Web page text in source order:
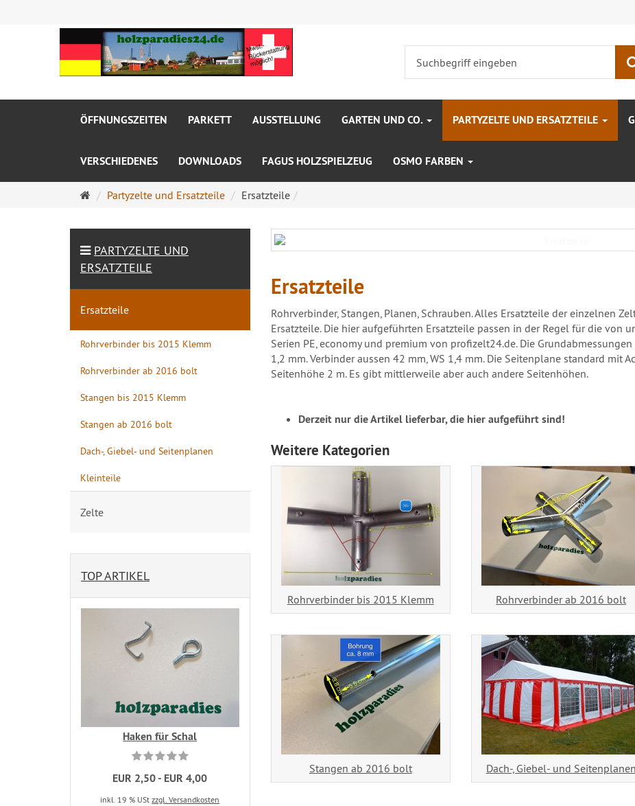
ÖFFNUNGSZEITEN PARKETT AUSSTELLUNG GARTEN UND CO. PARTYZELTE UND ERSATZTEILE
VERSCHIEDENES DOWNLOADS FAGUS HOLZSPIELZEUG OSMO FARBEN
Startseite
Partyzelte und Ersatzteile Ersatzteile
Ersatzteile
Rohrverbinder, Stangen, Planen, Schrauben. Alles Ersatzteile der einzelnen
Ersatzteile. Die hier aufgeführten Ersatzteile passen in der Regel für die von
Serien PE, economy und premium von profizelt24.de. Die
1,2 mm. Verbinder aussen 42 mm, WS 1,4 mm. Die Seitenplane standard mit
Seitenhöhe 2 m. Es gibt mittlerweile aber auch andere Seitenhöhen.
Derzeit nur die Artikel lieferbar, die hier aufgeführt sind!
Weitere Kategorien
Rohrverbinder bis 2015 Klemm Rohrverbinder ab 2016 bolt
Stangen ab 2016 bolt Dach-, Giebel- und Seitenplanen
PARTYZELTE UND
ERSATZTEILE
Ersatzteile
Rohrverbinder bis 2015 Klemm
Rohrverbinder ab 2016 bolt
Stangen bis 2015 Klemm
Stangen ab 2016 bolt
Dach-, Giebel- und Seitenplanen
Kleinteile
Zelte
TOP ARTIKEL
Haken für Schal
EUR 2,50 - EUR 4,00
inkl. 19 % UStzzgl. Versandkosten